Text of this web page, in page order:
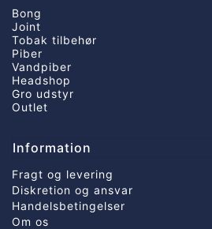
Bong
Joint
Tobak tilbehør
Piber
Vandpiber
Headshop
Gro udstyr
Outlet
Information
Fragt og levering
Diskretion og ansvar
Handelsbetingelser
Om os